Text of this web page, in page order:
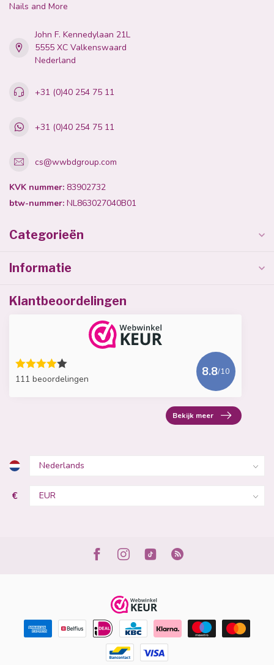
Nails and More
John F. Kennedylaan 21L
5555 XC Valkenswaard
Nederland
+31 (0)40 254 75 11
+31 (0)40 254 75 11
cs@wwbdgroup.com
KVK nummer: 83902732
btw-nummer: NL863027040B01
Categorieën
Informatie
Klantbeoordelingen
111 beoordelingen
8.8/10
Bekijk meer
€